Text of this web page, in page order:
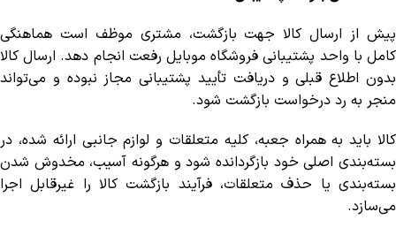
پیش از ارسال کالا جهت بازگشت، مشتری موظف است هماهنگی
کامل با واحد پشتیبانی فروشگاه موبایل رفعت انجام دهد. ارسال کالا
بدون اطلاع قبلی و دریافت تأیید پشتیبانی مجاز نبوده و می‌تواند
منجر به رد درخواست بازگشت شود.
کالا باید به همراه جعبه، کلیه متعلقات و لوازم جانبی ارائه شده، در
بسته‌بندی اصلی خود بازگردانده شود و هرگونه آسیب، مخدوش شدن
بسته‌بندی یا حذف متعلقات، فرآیند بازگشت کالا را غیرقابل اجرا
می‌سازد.